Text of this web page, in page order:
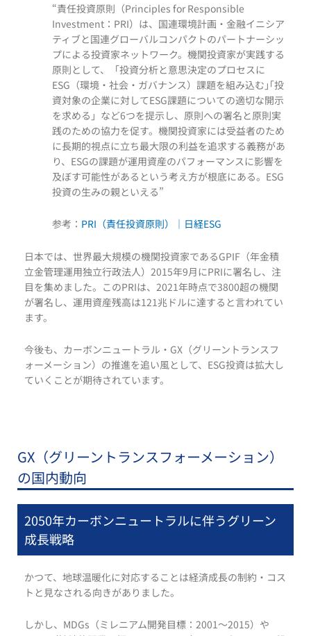
“責任投資原則（Principles for Responsible
Investment：PRI）は、国連環境計画・金融イニシア
ティブと国連グローバルコンパクトのパートナーシッ
プによる投資家ネットワーク。機関投資家が実践する
原則として、「投資分析と意思決定のプロセスに
ESG（環境・社会・ガバナンス）課題を組み込む｣｢投
資対象の企業に対してESG課題についての適切な開示
を求める」など6つを提示し、原則への署名と原則実
践のための協力を促す。機関投資家には受益者のため
に長期的視点に立ち最大限の利益を追求する義務があ
り、ESGの課題が運用資産のパフォーマンスに影響を
及ぼす可能性があるという考え方が根底にある。ESG
投資の生みの親といえる”
参考： PRI（責任投資原則）｜日経ESG
日本では、世界最大規模の機関投資家であるGPIF（年金積
立金管理運用独立行政法人）2015年9月にPRIに署名し、注
目を集めました。このPRIは、2021年時点で3800超の機関
が署名し、運用資産残高は121兆ドルに達すると言われてい
ます。
今後も、カーボンニュートラル・GX（グリーントランスフ
ォーメーション）の推進を追い風として、ESG投資は拡大し
ていくことが期待されています。
GX（グリーントランスフォーメーション）
の国内動向
2050年カーボンニュートラルに伴うグリーン
成長戦略
かつて、地球温暖化に対応することは経済成長の制約・コス
トと見なされる向きがありました。
しかし、MDGs（ミレニアム開発目標：2001～2015）や